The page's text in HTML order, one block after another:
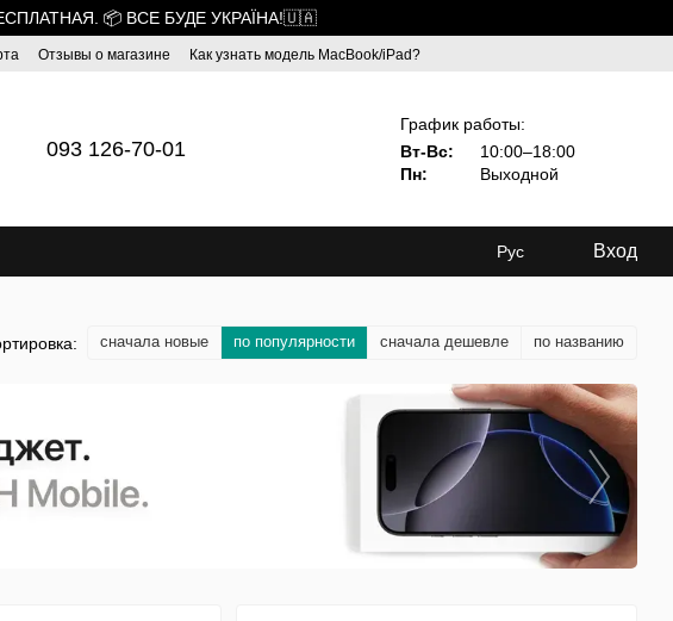
БЕСПЛАТНАЯ. 📦 ВСЕ БУДЕ УКРАЇНА!🇺🇦
Отзывы о магазине
Как узнать модель MacBook/iPad?
093 126-70-01
График работы:
Вт-Вс:
10:00–18:00
Пн:
Выходной
Рус Вход
сначала новые по популярности сначала дешевле по названию